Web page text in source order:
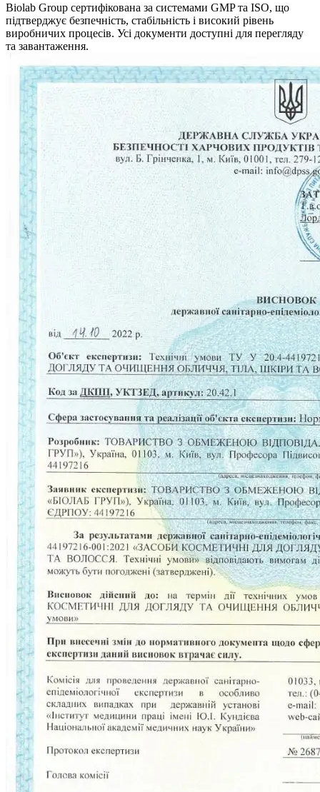
Biolab Group сертифікована за системами GMP та ISO, що
підтверджує безпечність, стабільність і високий рівень
виробничих процесів. Усі документи доступні для перегляду
та завантаження.